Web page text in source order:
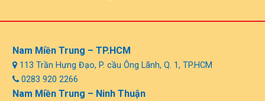
Nam Miền Trung – TP.HCM
113 Trần Hưng Đạo, P. cầu Ông Lãnh, Q. 1, TP.HCM
0283 920 2266
Nam Miền Trung – Ninh Thuận